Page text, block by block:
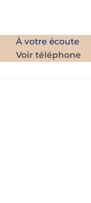
À votre écoute
Voir téléphone